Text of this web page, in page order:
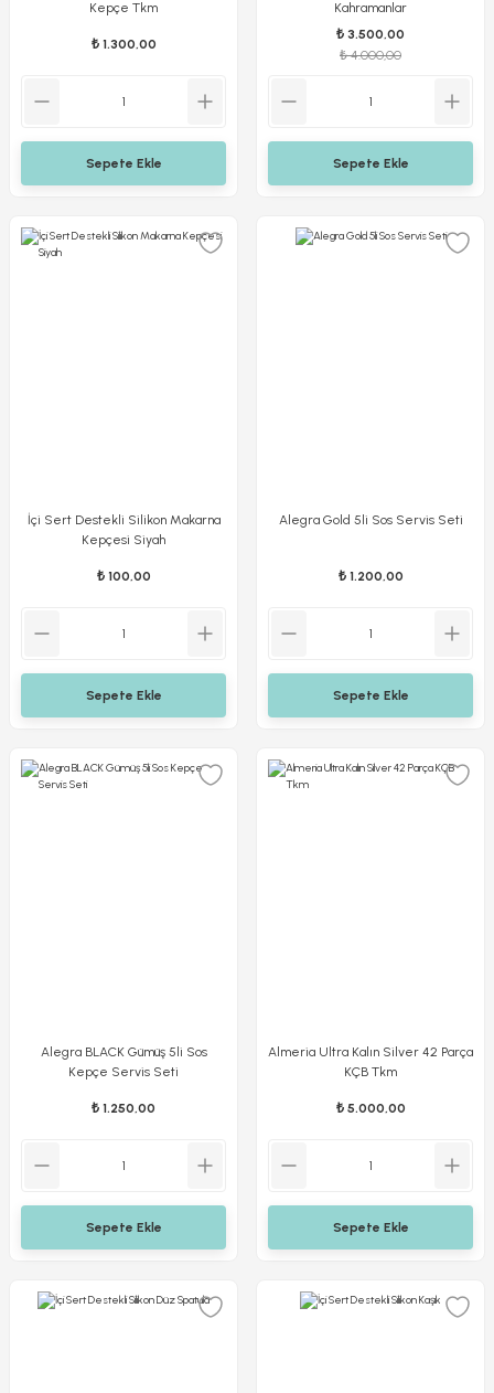
Kepçe Tkm
₺ 1.300,00
Sepete Ekle
Kahramanlar
₺ 3.500,00
₺ 4.000,00
Sepete Ekle
İçi Sert Destekli Silikon Makarna
Kepçesi Siyah
₺ 100,00
Sepete Ekle
Alegra Gold 5li Sos Servis Seti
₺ 1.200,00
Sepete Ekle
Alegra BLACK Gümüş 5li Sos
Kepçe Servis Seti
₺ 1.250,00
Sepete Ekle
Almeria Ultra Kalın Silver 42 Parça
KÇB Tkm
₺ 5.000,00
Sepete Ekle